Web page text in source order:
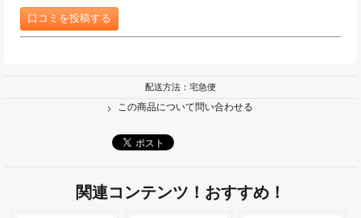
口コミを投稿する
配送方法：宅急便
この商品について問い合わせる
関連コンテンツ！おすすめ！